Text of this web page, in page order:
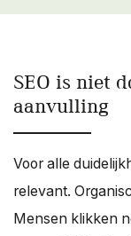
SEO is niet
aanvulling
Voor alle
relevant.
Mensen klikken